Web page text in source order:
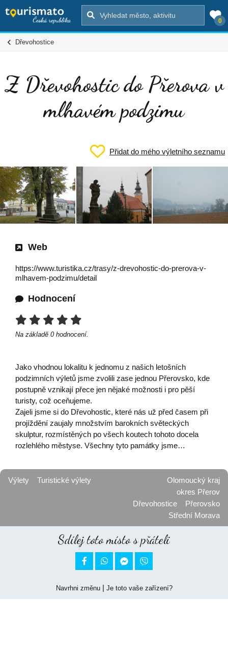
0
Dřevohostice
Z Dřevohostic do Přerova v
mlhavém podzimu
Přidat do mého výletního seznamu
Web
https://www.turistika.cz/trasy/z-drevohostic-do-prerova-v-
mlhavem-podzimu/detail
Hodnocení
Na základě 0 hodnocení.
Jako vhodnou lokalitu k jednomu z našich letošních
podzimních výletů jsme zvolili zase jednou Přerovsko, kde
postupně vznikají přece jen nějaké možnosti i pro pěší
turisty, což oceňujeme.
Zajeli jsme si do Dřevohostic, které nás už před časem při
projíždění zaujaly množstvím barokních světeckých
skulptur, rozmístěných po všech koutech tohoto docela
rozlehlého městyse. Všechny tyto památky jsme…
Výlety Turistické výlety
Olomoucký kraj
okres Přerov
Dřevohostice
Přerovsko
Střední Morava
Sdílej toto místo s přáteli
 
Navrhni změnu| Je toto vaše zařízení?